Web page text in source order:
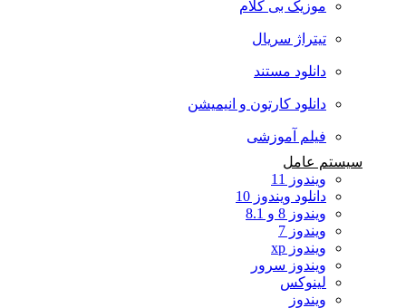
موزیک بی کلام
تیتراژ سریال
دانلود مستند
دانلود کارتون و انیمیشن
فیلم آموزشی
سیستم عامل
ویندوز 11
دانلود ویندوز 10
ویندوز 8 و 8.1
ویندوز 7
ویندوز xp
ویندوز سرور
لینوکس
ویندوز